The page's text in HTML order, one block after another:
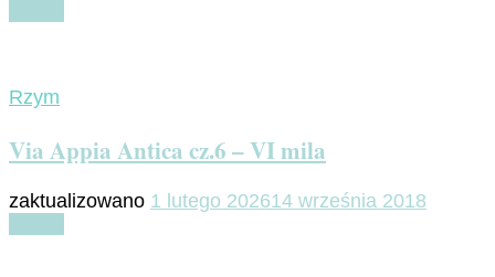
Rzym
Via Appia Antica cz.6 – VI mila
zaktualizowano 1 lutego 202614 września 2018